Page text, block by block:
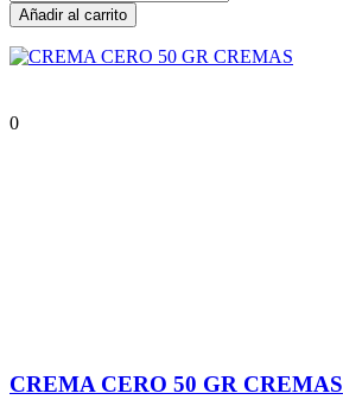
Añadir al carrito
0
CREMA CERO 50 GR CREMAS